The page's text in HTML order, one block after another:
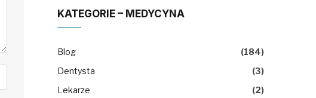
KATEGORIE – MEDYCYNA
Blog
(184)
Dentysta
(3)
Lekarze
(2)